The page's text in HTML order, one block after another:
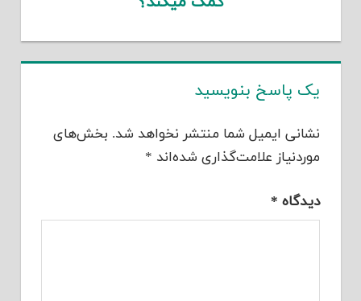
یک پاسخ بنویسید
نشانی ایمیل شما منتشر نخواهد شد. بخش‌های
موردنیاز علامت‌گذاری شده‌اند *
دیدگاه *